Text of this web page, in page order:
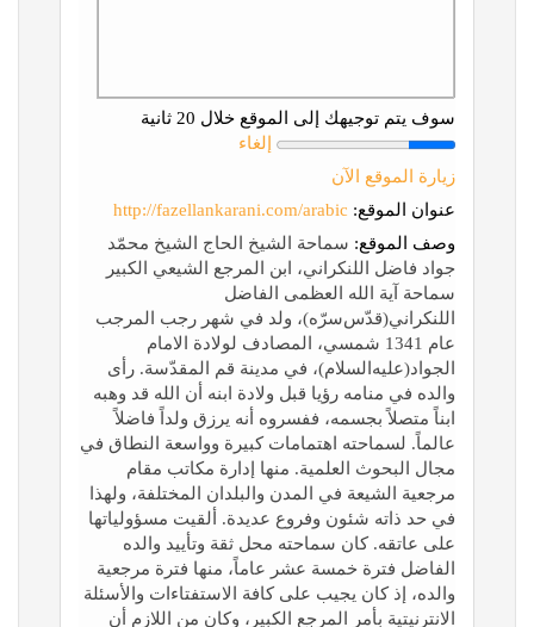
سوف يتم توجيهك إلى الموقع خلال 20 ثانية
إلغاء
زيارة الموقع الآن
عنوان الموقع: http://fazellankarani.com/arabic
وصف الموقع: سماحة الشيخ الحاج الشيخ محمّد
جواد فاضل اللنكراني، ابن المرجع الشيعي الكبير
سماحة آية الله العظمی الفاضل
اللنكراني(قدّس‌سرّه)، ولد في شهر رجب المرجب
عام 1341 شمسي، المصادف لولادة الامام
الجواد(عليه‌السلام)، في مدينة قم المقدّسة. رأی
والده في منامه رؤيا قبل ولادة ابنه أن الله قد وهبه
ابناً متصلاً بجسمه، ففسروه أنه يرزق ولداً فاضلاً
عالماً. لسماحته اهتمامات كبيرة وواسعة النطاق في
مجال البحوث العلمية. منها إدارة مكاتب مقام
مرجعية الشيعة في المدن والبلدان المختلفة، ولهذا
في حد ذاته شئون وفروع عديدة. ألقيت مسؤولياتها
علی عاتقه. كان سماحته محل ثقة وتأييد والده
الفاضل فترة خمسة عشر عاماً، منها فترة مرجعية
والده، إذ كان يجيب علی كافة الاستفتاءات والأسئلة
الانترنيتية بأمر المرجع الكبير، وكان من اللازم أن